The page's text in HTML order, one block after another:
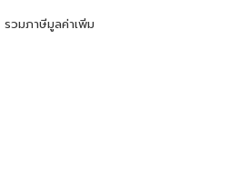
รวมภาษีมูลค่าเพิ่ม